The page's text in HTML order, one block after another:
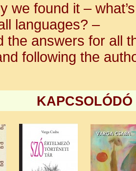
we found it –
languages? –
the answers for all
following the